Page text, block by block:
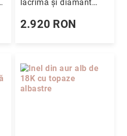
lacrimă și diamant
2.920 RON